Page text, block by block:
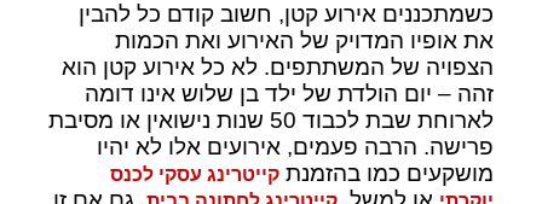
כשמתכננים אירוע קטן, חשוב קודם כל להבין
את אופיו המדויק של האירוע ואת הכמות
הצפויה של המשתתפים. לא כל אירוע קטן הוא
זהה – יום הולדת של ילד בן שלוש אינו דומה
לארוחת שבת לכבוד 50 שנות נישואין או מסיבת
פרישה. הרבה פעמים, אירועים אלו לא יהיו
מושקעים כמו בהזמנת קייטרינג עסקי לכנס